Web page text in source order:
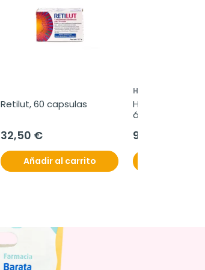
Retilut, 60 capsulas
32,50 €
Añadir al carrito
HYABAK
Hyabak colirio
ácido
9,95 €